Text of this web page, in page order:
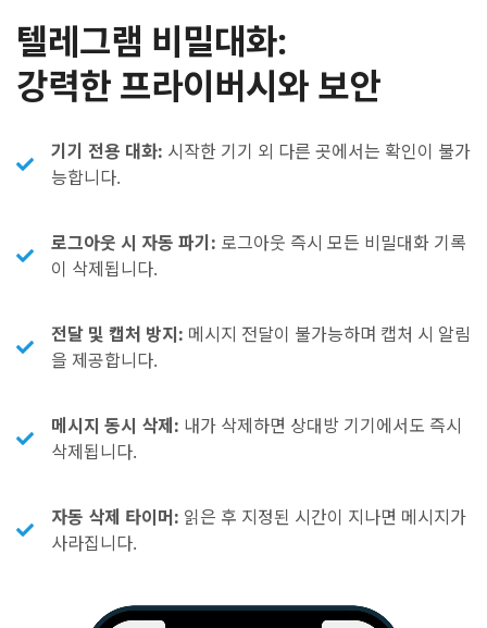
텔레그램 비밀대화:
강력한 프라이버시와 보안
기기 전용 대화: 시작한 기기 외 다른 곳에서는 확인이 불가
능합니다.
로그아웃 시 자동 파기: 로그아웃 즉시 모든 비밀대화 기록
이 삭제됩니다.
전달 및 캡처 방지: 메시지 전달이 불가능하며 캡처 시 알림
을 제공합니다.
메시지 동시 삭제: 내가 삭제하면 상대방 기기에서도 즉시
삭제됩니다.
자동 삭제 타이머: 읽은 후 지정된 시간이 지나면 메시지가
사라집니다.